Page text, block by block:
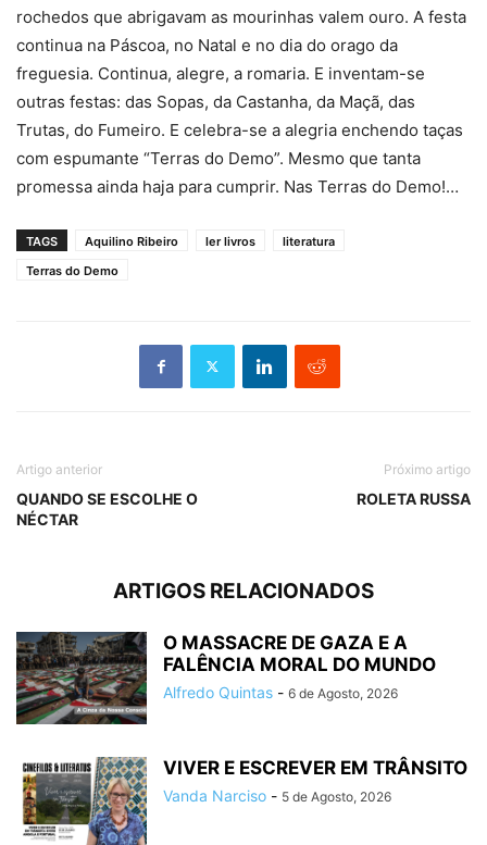
rochedos que abrigavam as mourinhas valem ouro. A festa
continua na Páscoa, no Natal e no dia do orago da
freguesia. Continua, alegre, a romaria. E inventam-se
outras festas: das Sopas, da Castanha, da Maçã, das
Trutas, do Fumeiro. E celebra-se a alegria enchendo taças
com espumante “Terras do Demo”. Mesmo que tanta
promessa ainda haja para cumprir. Nas Terras do Demo!…
TAGS Aquilino Ribeiro ler livros
literatura
Terras do Demo
Artigo anterior
QUANDO SE ESCOLHE O
NÉCTAR
Próximo artigo
ROLETA RUSSA
ARTIGOS RELACIONADOS
O MASSACRE DE GAZA E A
FALÊNCIA MORAL DO MUNDO
Alfredo Quintas - 6 de Agosto, 2026
VIVER E ESCREVER EM TRÂNSITO
Vanda Narciso - 5 de Agosto, 2026